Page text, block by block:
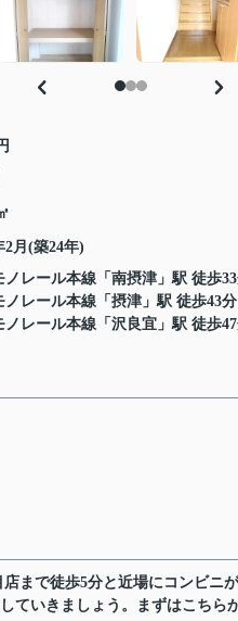
2月(築24年)
ノレール本線 「 南摂津 」駅 徒歩
ノレール本線 「 摂津 」駅 徒歩43分
ノレール本線 「 沢良宜 」駅 徒歩
まで徒歩5分と近場にコンビニ
ていきましょう。まずはこちら